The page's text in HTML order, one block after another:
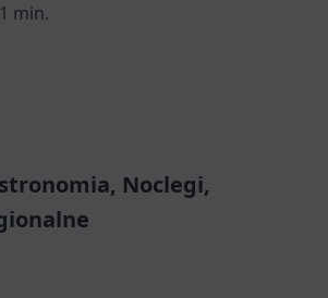
min.
Noclegi,